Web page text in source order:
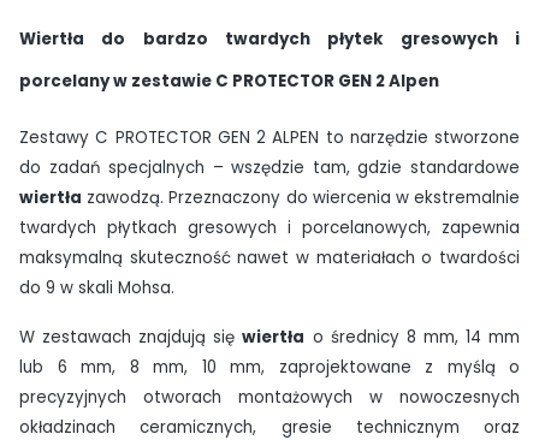
Wiertła do bardzo twardych płytek gresowych i
porcelany w zestawie C PROTECTOR GEN 2 Alpen
Zestawy C PROTECTOR GEN 2 ALPEN to narzędzie stworzone
do zadań specjalnych – wszędzie tam, gdzie standardowe
wiertła zawodzą. Przeznaczony do wiercenia w ekstremalnie
twardych płytkach gresowych i porcelanowych, zapewnia
maksymalną skuteczność nawet w materiałach o twardości
do 9 w skali Mohsa.
W zestawach znajdują sięwiertła o średnicy 8 mm, 14 mm
lub 6 mm, 8 mm, 10 mm, zaprojektowane z myślą o
precyzyjnych otworach montażowych w nowoczesnych
okładzinach ceramicznych, gresie technicznym oraz